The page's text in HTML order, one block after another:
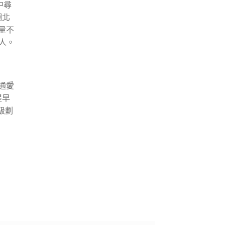
尋
不
。
愛
早
劃